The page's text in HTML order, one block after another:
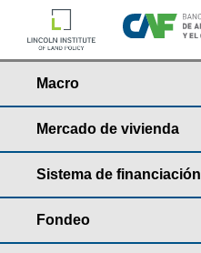
Macro
Mercado de vivienda
Sistema de financiación
Fondeo